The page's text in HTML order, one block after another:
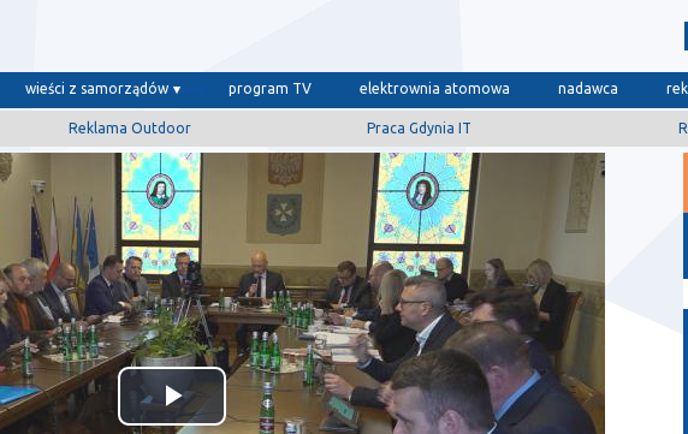
wieści z samorządów program TV elektrownia atomowa nadawca
Reklama Outdoor Praca Gdynia IT
Odtwórz